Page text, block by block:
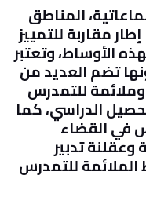
المناطق
مقاربة للتمييز
الأوساط، وتعتبر
تضم العديد من
للتمدرس
الدراسي، كما
في القضاء
تدبير
الملائمة للتمدرس